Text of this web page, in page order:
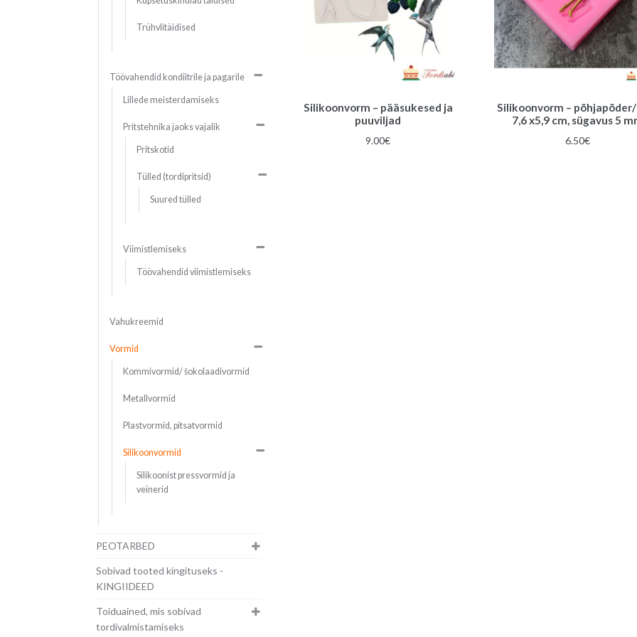
Silikoonvorm – pääsukesed ja
puuviljad
9.00€
Silikoonvorm –
7,6 x5,9 cm, sügavus 5
6.50€
Trühvlitäidised
Töövahendid kondiitrile ja pagarile
Lillede meisterdamiseks
Pritstehnika jaoks vajalik
Pritskotid
Tülled (tordipritsid)
Suured tülled
Viimistlemiseks
Töövahendid viimistlemiseks
Vahukreemid
Vormid
Kommivormid/ šokolaadivormid
Metallvormid
Plastvormid, pitsatvormid
Silikoonvormid
Silikoonist pressvormid ja
veinerid
PEOTARBED
Sobivad tooted kingituseks -
KINGIIDEED
Toiduained, mis sobivad
tordivalmistamiseks